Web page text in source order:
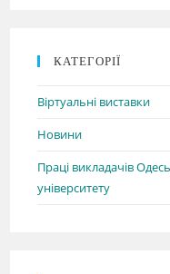
КАТЕГОРІЇ
Віртуальні виставки
Новини
Праці викладачів
університету